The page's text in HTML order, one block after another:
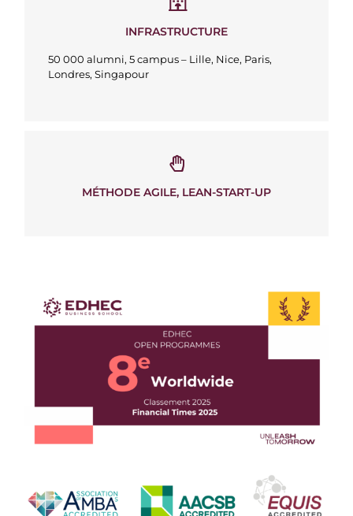
INFRASTRUCTURE
50 000 alumni, 5 campus – Lille, Nice, Paris,
Londres, Singapour
MÉTHODE AGILE, LEAN-START-UP